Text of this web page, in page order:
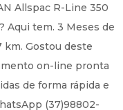
Allspac R-Line 350
Aqui tem. 3 Meses de
km. Gostou deste
on-line pronta
de forma rápida e
(37)98802-